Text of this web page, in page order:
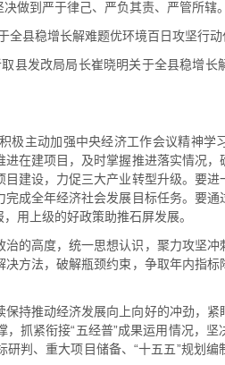
做到严于律己、严负其责、严管所辖。
县稳增长解难题优环境百日攻坚行
县发改局局长崔晓明关于全县稳增长
极主动加强中央经济工作会议精神学
在建项目，及时掌握推进落实情况，
建设，力促三大产业转型升级。要
成全年经济社会发展目标任务。要
用上级的好政策助推石屏发展。
的高度，统一思想认识，聚力攻坚冲
方法，破解瓶颈约束，争取年内指
持推动经济发展向上向好的冲劲，
抓紧衔接“五经普”成果运用情况，
判、重大项目储备、“十五五”规划